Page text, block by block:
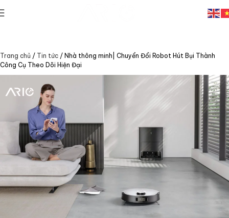
Trang chủ / Tin tức / Nhà thông minh| Chuyển Đổi Robot Hút Bụi Thành
Công Cụ Theo Dõi Hiện Đại